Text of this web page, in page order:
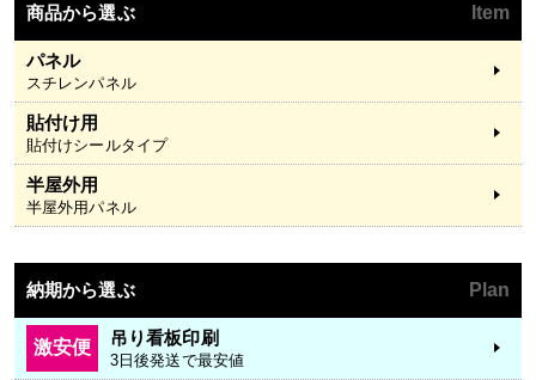
商品から選ぶ Item
パネル
スチレンパネル
貼付け用
貼付けシールタイプ
半屋外用
半屋外用パネル
納期から選ぶ Plan
激安便 吊り看板印刷
3日後発送で最安値